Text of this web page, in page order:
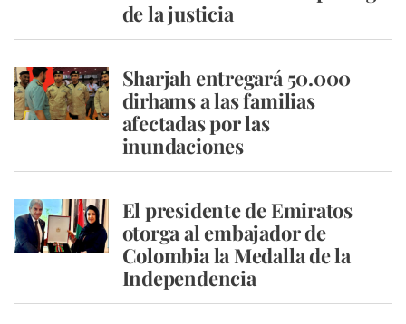
de la justicia
Sharjah entregará 50.000
dirhams a las familias
afectadas por las
inundaciones
El presidente de Emiratos
otorga al embajador de
Colombia la Medalla de la
Independencia